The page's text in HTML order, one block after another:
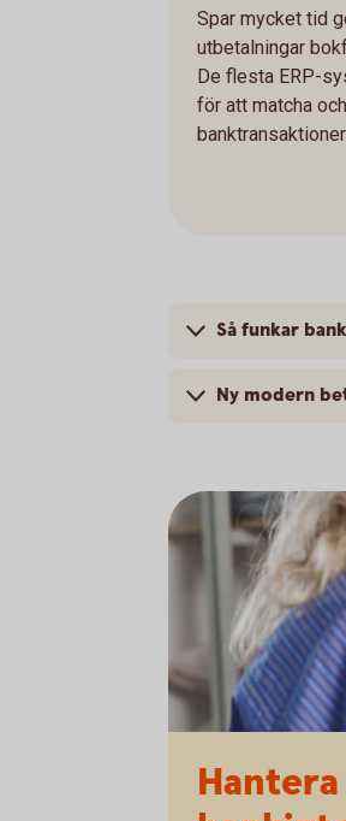
Spar mycket tid
utbetalningar
De flesta ERP-
för att matcha
Så funkar
Ny modern